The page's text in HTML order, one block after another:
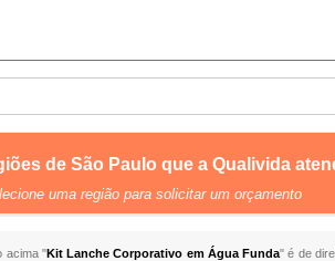
de São Paulo que a Qualivida
uma região para solicitar um orçamento
acima "Kit Lanche Corporativo em Água Funda" é de